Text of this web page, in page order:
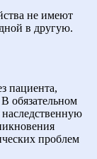
не имеют
в другую.
пациента,
обязательном
проблем